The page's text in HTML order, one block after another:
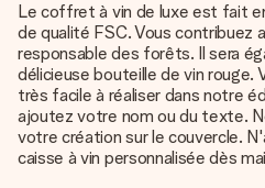
Le coffret à vin de luxe est fait
de qualité FSC. Vous contribuez
responsable des forêts. Il sera
délicieuse bouteille de vin rouge.
très facile à réaliser dans notre
ajoutez votre nom ou du texte.
votre création sur le couvercle.
caisse à vin personnalisée dès